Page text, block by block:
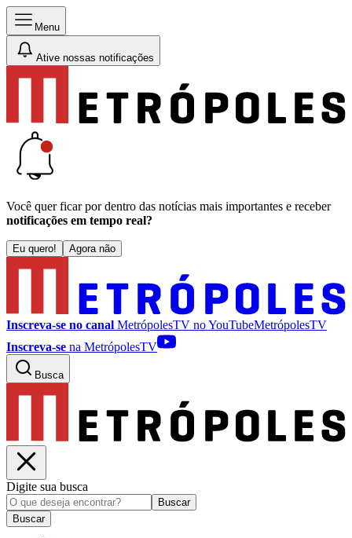
Menu
Ative nossas notificações
Você quer ficar por dentro das notícias mais importantes e receber
notificações em tempo real?
Eu quero! Agora não
Inscreva-se no canal MetrópolesTV noYouTubeMetrópolesTV
Inscreva-se na MetrópolesTV
Busca
Digite sua busca
Buscar
Buscar